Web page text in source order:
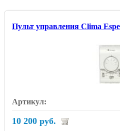
Пульт управления Clima
10 200 руб.